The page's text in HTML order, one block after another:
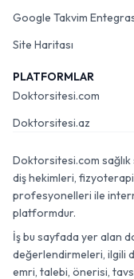
Google Takvim
Site Haritası
PLATFORMLAR
Doktorsitesi.com
Doktorsitesi.az
Doktorsitesi.com
diş hekimleri,
profesyonelleri ile
platformdur.
İş bu sayfada yer alan
değerlendirmeleri, ilgili
emri, talebi, önerisi,